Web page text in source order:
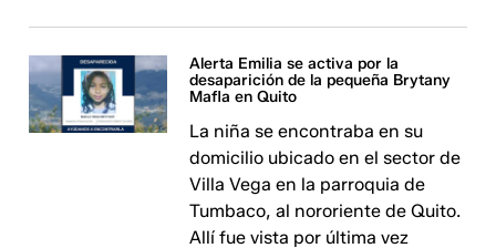
Alerta Emilia se activa por la
desaparición de la pequeña Brytany
Mafla en Quito
La niña se encontraba en su
domicilio ubicado en el sector de
Villa Vega en la parroquia de
Tumbaco, al nororiente de Quito.
Allí fue vista por última vez